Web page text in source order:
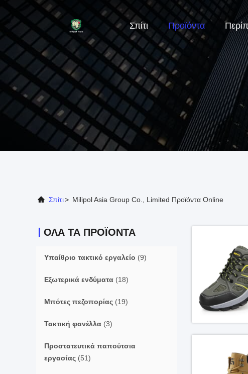
Σπίτι Προϊόντα
Σπίτι> Milipol Asia Group Co., Limited Προϊόντα Online
ΟΛΑ ΤΑ ΠΡΟΪΌΝΤΑ
Υπαίθριο τακτικό εργαλείο (9)
Εξωτερικά ενδύματα (18)
Μπότες πεζοπορίας (19)
Τακτική φανέλλα (3)
Προστατευτικά παπούτσια
εργασίας (51)